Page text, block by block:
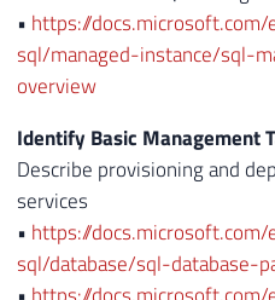
• https://
sql/managed-instance/sql-
overview
Identify Basic Management
Describe provisioning and
services
• https://
sql/database/sql-database-